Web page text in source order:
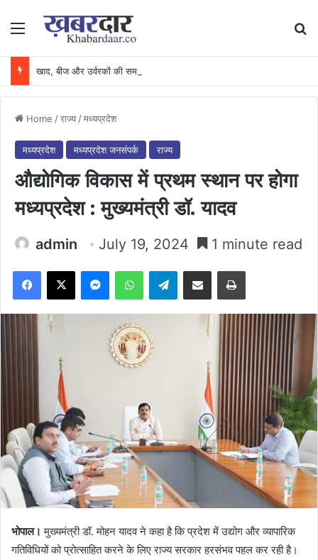
Menu
Home /राज्य /मध्यप्रदेश
मध्यप्रदेश मध्यप्रदेश जनसंपर्क राज्य
औद्योगिक विकास में प्रथम स्थान पर होगा
मध्यप्रदेश : मुख्यमंत्री डॉ. यादव
admin July 19, 2024 1 minute read
Facebook
X MessengerWhatsAppTelegramShare via Email Print
भोपाल। मुख्यमंत्री डॉ. मोहन यादव ने कहा है कि प्रदेश में उद्योग और व्यापारिक
गतिविधियों को प्रोत्साहित करने के लिए राज्य सरकार हरसंभव पहल कर रही है।